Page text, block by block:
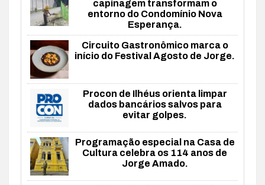
capinagem transformam o
entorno do Condomínio Nova
Esperança.
Circuito Gastronômico marca o
início do Festival Agosto de Jorge.
Procon de Ilhéus orienta limpar
dados bancários salvos para
evitar golpes.
Programação especial na Casa de
Cultura celebra os 114 anos de
Jorge Amado.